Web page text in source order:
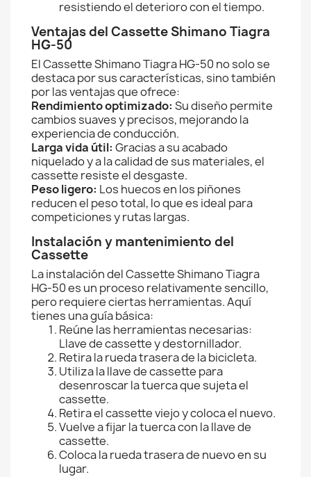
resistiendo el deterioro con el tiempo.
Ventajas del Cassette Shimano Tiagra
HG-50
El Cassette Shimano Tiagra HG-50 no solo se
destaca por sus características, sino también
por las ventajas que ofrece:
Rendimiento optimizado: Su diseño permite
cambios suaves y precisos, mejorando la
experiencia de conducción.
Larga vida útil: Gracias a su acabado
niquelado y a la calidad de sus materiales, el
cassette resiste el desgaste.
Peso ligero: Los huecos en los piñones
reducen el peso total, lo que es ideal para
competiciones y rutas largas.
Instalación y mantenimiento del
Cassette
La instalación del Cassette Shimano Tiagra
HG-50 es un proceso relativamente sencillo,
pero requiere ciertas herramientas. Aquí
tienes una guía básica:
Reúne las herramientas necesarias:
Llave de cassette y destornillador.
Retira la rueda trasera de la bicicleta.
Utiliza la llave de cassette para
desenroscar la tuerca que sujeta el
cassette.
Retira el cassette viejo y coloca el nuevo.
Vuelve a fijar la tuerca con la llave de
cassette.
Coloca la rueda trasera de nuevo en su
lugar.